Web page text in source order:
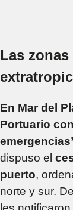
Las
En Mar del
Portuario
dispuso el
puerto,
norte y sur.